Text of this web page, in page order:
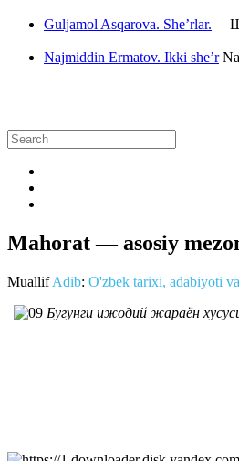
Guljamol Asqarova. She’rlar.
Najmiddin Ermatov. Ikki she’r
Mahorat — asosiy
MuallifAdib: O'zbek tarixi, adabiyoti
Бугунги ижодий жараён